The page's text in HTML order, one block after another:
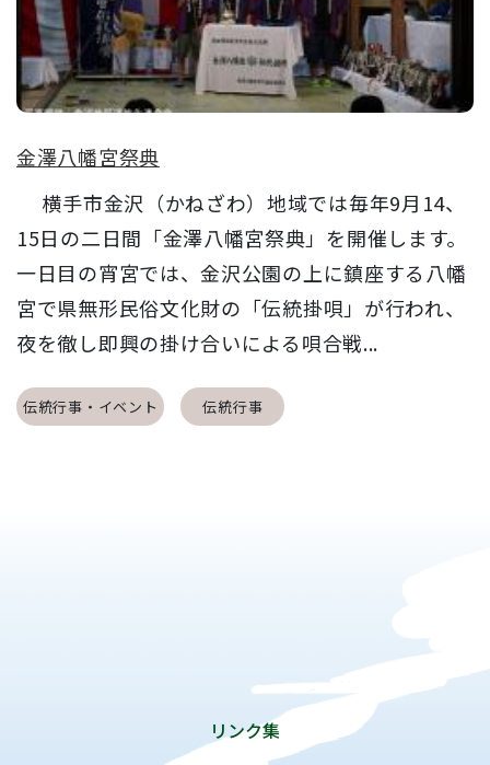
金澤八幡宮祭典
横手市金沢（かねざわ）地域では毎年9月14、
15日の二日間「金澤八幡宮祭典」を開催します。
一日目の宵宮では、金沢公園の上に鎮座する八幡
宮で県無形民俗文化財の「伝統掛唄」が行われ、
夜を徹し即興の掛け合いによる唄合戦...
伝統行事・イベント 伝統行事
リンク集